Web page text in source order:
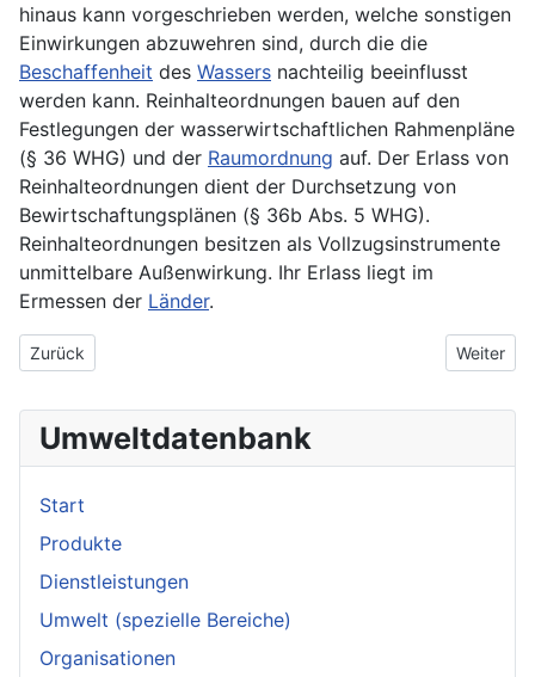
hinaus kann vorgeschrieben werden, welche sonstigen
Einwirkungen abzuwehren sind, durch die die
Beschaffenheit des Wassers nachteilig beeinflusst
werden kann. Reinhalteordnungen bauen auf den
Festlegungen der wasserwirtschaftlichen Rahmenpläne
(§ 36 WHG) und der Raumordnung auf. Der Erlass von
Reinhalteordnungen dient der Durchsetzung von
Bewirtschaftungsplänen (§ 36b Abs. 5 WHG).
Reinhalteordnungen besitzen als Vollzugsinstrumente
unmittelbare Außenwirkung. Ihr Erlass liegt im
Ermessen der Länder.
Vorheriger Beitrag: Reinabwässer
Zurück Nächster
Weiter
Umweltdatenbank
Start
Produkte
Dienstleistungen
Umwelt (spezielle Bereiche)
Organisationen